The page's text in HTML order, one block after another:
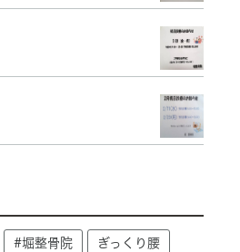
#堀整骨院 ぎっくり腰